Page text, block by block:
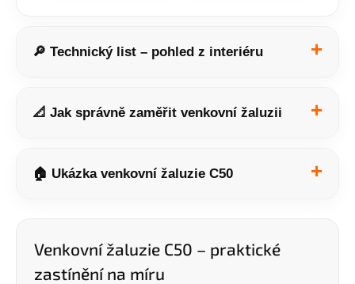
🔎 Technický list – pohled z interiéru
📐 Jak správně zaměřit venkovní žaluzii
🏠 Ukázka venkovní žaluzie C50
Venkovní žaluzie C50 – praktické
zastínění na míru